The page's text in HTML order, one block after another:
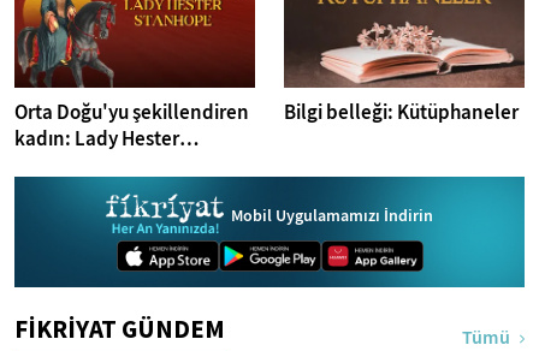
Orta Doğu'yu şekillendiren
kadın: Lady Hester
Bilgi belleği: Kütüphaneler
Mobil Uygulamamızı İndirin
FİKRİYAT GÜNDEM Tümü